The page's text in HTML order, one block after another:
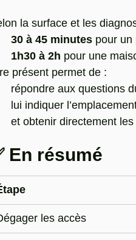
la surface et les
30 à 45 minutes pour un
1h30 à 2h pour une
présent permet de :
répondre aux questions
lui indiquer
et obtenir directement les
En résumé
les accès